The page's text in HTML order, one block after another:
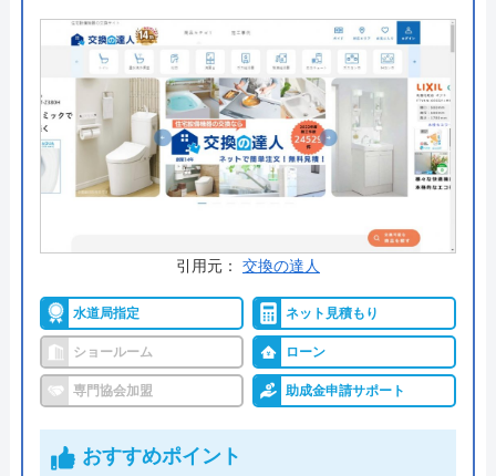
RESTAが気になった方は相見積もりで一度試してみ
てはいかがでしょうか。
公式サイトで
料金詳細を見る
今すぐ電話で相談する
受付時間： ―
RESTA の基本情報
運営会社 株式会社RESTA
引用元： 交換の達人
水道局指定 ネット見積もり
ショールーム ローン
専門協会加盟 助成金申請サポート
おすすめポイント